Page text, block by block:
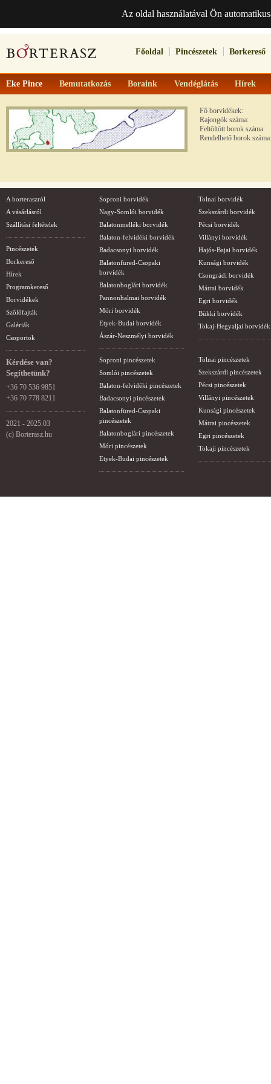
Az oldal használatával Ön
Főoldal Pincészetek Borkereső
Eke Pince Bemutatkozás Boraink Vendéglátás Hírek
Fő borvidékek:
Rajongók száma:
Feltöltött borok száma:
Rendelhető borok száma:
A borteraszról
A vásárlásról
Szállítási feltételek
Pincészetek
Borkereső
Hírek
Programkereső
Borvidékek
Szőlőfajták
Galériák
Csoportok
Kérdése van?
Segíthetünk?
+36 70 536 9851
+36 70 778 8211
2021 - 2025.03
(c) Borterasz.hu
Soproni borvidék
Nagy-Somlói borvidék
Balatonmelléki borvidék
Balaton-felvidéki borvidék
Badacsonyi borvidék
Balatonfüred-Csopaki
borvidék
Balatonboglári borvidék
Pannonhalmai borvidék
Móri borvidék
Etyek-Budai borvidék
Ászár-Neszmélyi borvidék
Soproni pincészetek
Somlói pincészetek
Balaton-felvidéki pincészetek
Badacsonyi pincészetek
Balatonfüred-Csopaki
pincészetek
Balatonboglári pincészetek
Móri pincészetek
Etyek-Budai pincészetek
Tolnai borvidék
Szekszárdi borvidék
Pécsi borvidék
Villányi borvidék
Hajós-Bajai borvidék
Kunsági borvidék
Csongrádi borvidék
Mátrai borvidék
Egri borvidék
Bükki borvidék
Tokaj-Hegyaljai borvidék
Tolnai pincészetek
Szekszárdi pincészetek
Pécsi pincészetek
Villányi pincészetek
Kunsági pincészetek
Mátrai pincészetek
Egri pincészetek
Tokaji pincészetek